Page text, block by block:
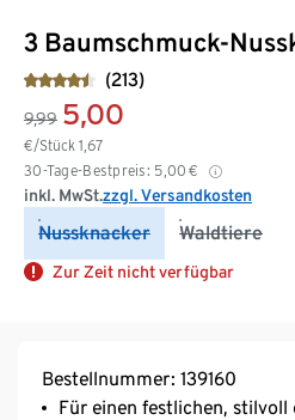
3 Baumschmuck-
(213)
9,99 5,00
€/Stück 1,67
30-Tage-Bestpreis: 5,00 €
inkl. MwSt.zzgl. Versandkosten
Nussknacker Waldtiere
Zur Zeit nicht verfügbar
Bestellnummer: 139160
Für einen festlichen, stilvoll